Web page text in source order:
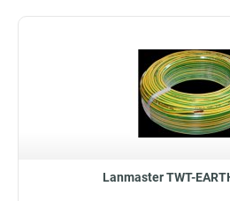
Lanmaster TWT-